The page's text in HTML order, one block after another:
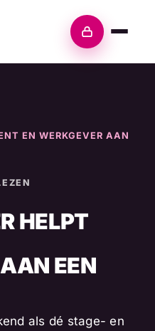
Inloggen
EN WERKGEVER AAN
HELPT
EEN
als dé stage- en